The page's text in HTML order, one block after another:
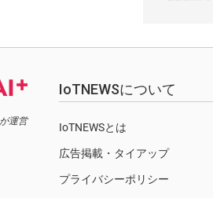
が運営
IoTNEWSについて
IoTNEWSとは
広告掲載・タイアップ
プライバシーポリシー